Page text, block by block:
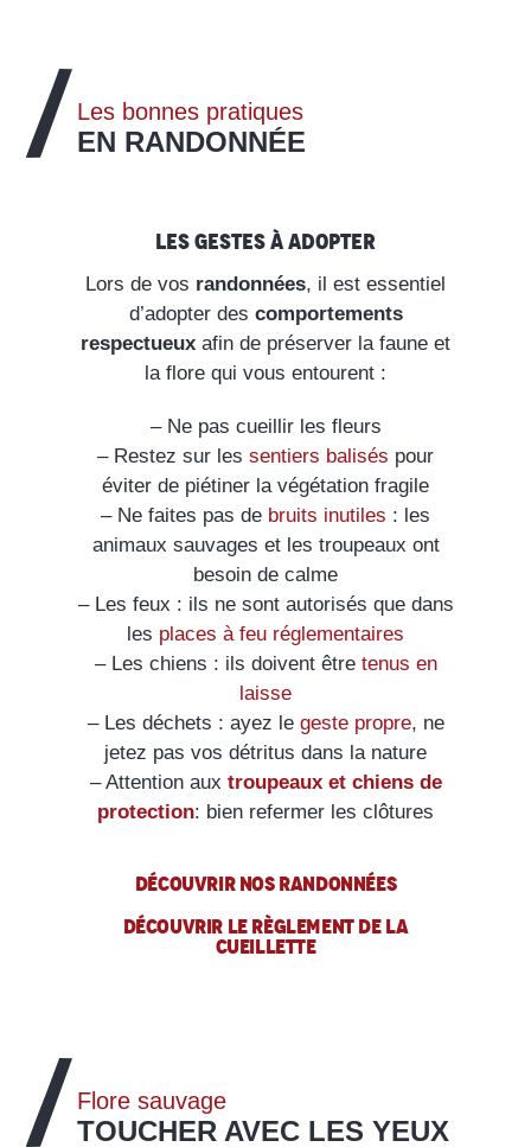
Les bonnes pratiques
EN RANDONNÉE
Les gestes à adopter
Lors de vos randonnées, il est essentiel
d’adopter des comportements
respectueux afin de préserver la faune et
la flore qui vous entourent :
– Ne pas cueillir les fleurs
– Restez sur les sentiers balisés pour
éviter de piétiner la végétation fragile
– Ne faites pas de bruits inutiles : les
animaux sauvages et les troupeaux ont
besoin de calme
– Les feux : ils ne sont autorisés que dans
les places à feu réglementaires
– Les chiens : ils doivent être tenus en
laisse
– Les déchets : ayez le geste propre, ne
jetez pas vos détritus dans la nature
– Attention aux troupeaux et chiens de
protection: bien refermer les clôtures
DÉCOUVRIR NOS RANDONNÉES
DÉCOUVRIR LE RÈGLEMENT DE LA
CUEILLETTE
Flore sauvage
TOUCHER AVEC LES YEUX